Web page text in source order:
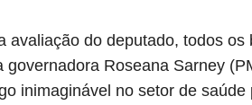
avaliação do deputado, todos
governadora Roseana Sarney
inimaginável no setor de